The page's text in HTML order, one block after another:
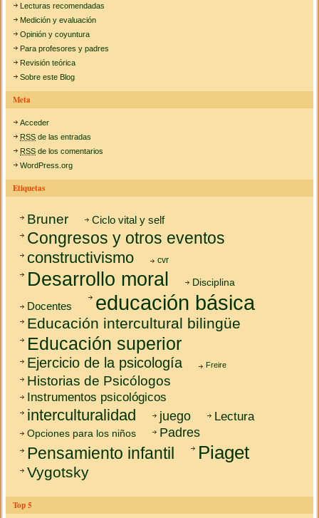
Lecturas recomendadas
Medición y evaluación
Opinión y coyuntura
Para profesores y padres
Revisión teórica
Sobre este Blog
Meta
Acceder
RSS de las entradas
RSS de los comentarios
WordPress.org
Etiquetas
Bruner Ciclo vital y self
Congresos y otros eventos
constructivismo cvr
Desarrollo moral Disciplina
Docentes educación básica
Educación intercultural bilingüe
Educación superior
Ejercicio de la psicología Freire
Historias de Psicólogos
Instrumentos psicológicos
interculturalidad juego Lectura
Opciones para los niños Padres
Pensamiento infantil Piaget
Vygotsky
Top 5